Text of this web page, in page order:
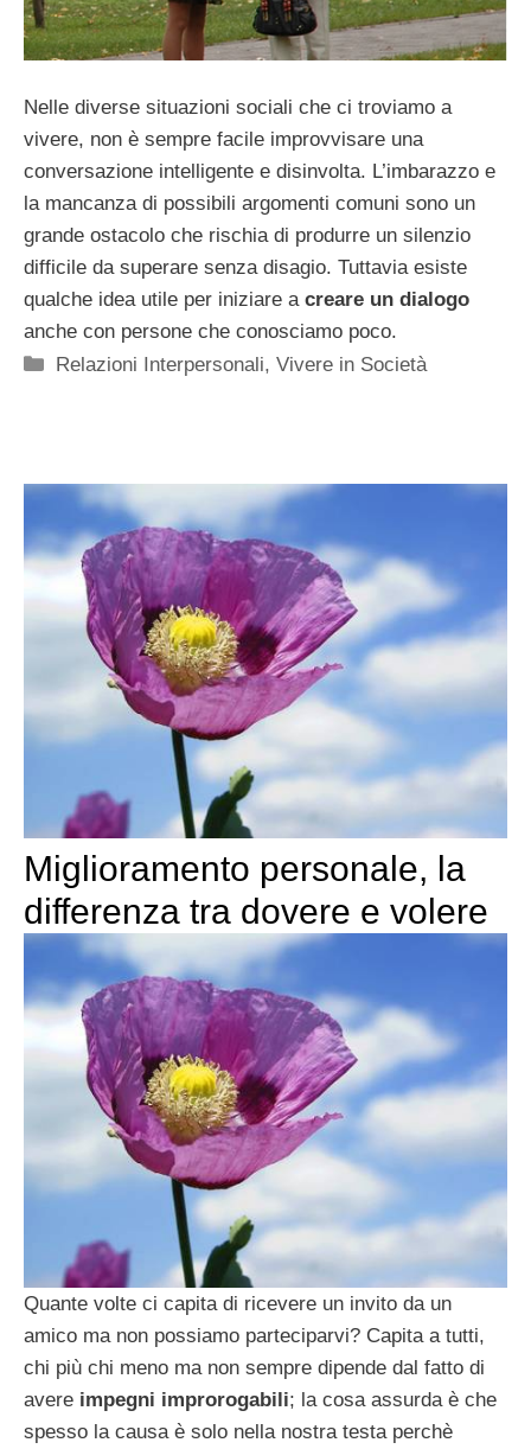
Nelle diverse situazioni sociali che ci troviamo a
vivere, non è sempre facile improvvisare una
conversazione intelligente e disinvolta. L’imbarazzo e
la mancanza di possibili argomenti comuni sono un
grande ostacolo che rischia di produrre un silenzio
difficile da superare senza disagio. Tuttavia esiste
qualche idea utile per iniziare a creare un dialogo
anche con persone che conosciamo poco.
Categorie
Relazioni Interpersonali,Vivere in Società
Miglioramento personale, la
differenza tra dovere e volere
Quante volte ci capita di ricevere un invito da un
amico ma non possiamo parteciparvi? Capita a tutti,
chi più chi meno ma non sempre dipende dal fatto di
avere impegni improrogabili; la cosa assurda è che
spesso la causa è solo nella nostra testa perchè